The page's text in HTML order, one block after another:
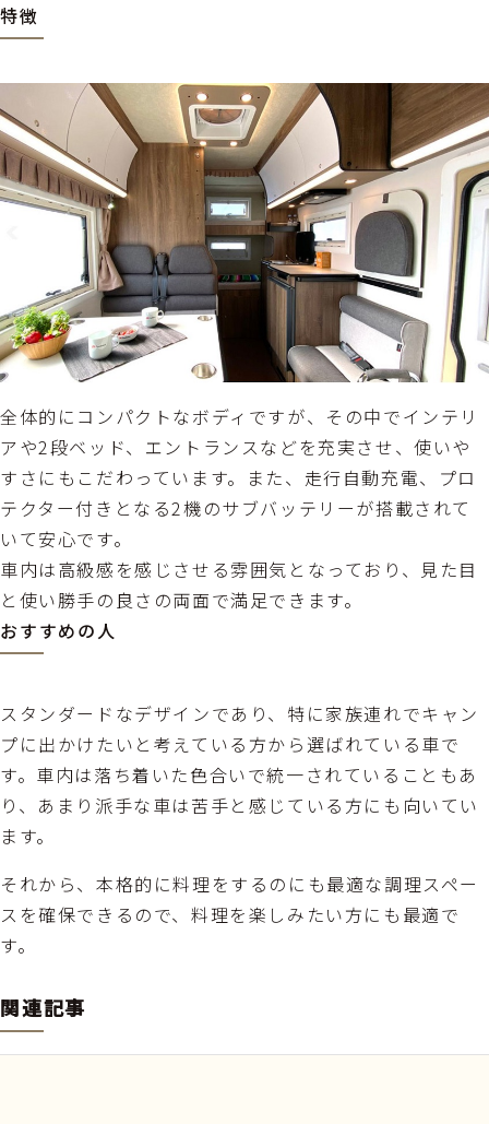
特徴
全体的にコンパクトなボディですが、その中でインテリ
アや2段ベッド、エントランスなどを充実させ、使いや
すさにもこだわっています。また、走行自動充電、プロ
テクター付きとなる2機のサブバッテリーが搭載されて
いて安心です。
車内は高級感を感じさせる雰囲気となっており、見た目
と使い勝手の良さの両面で満足できます。
おすすめの人
スタンダードなデザインであり、特に家族連れでキャン
プに出かけたいと考えている方から選ばれている車で
す。車内は落ち着いた色合いで統一されていることもあ
り、あまり派手な車は苦手と感じている方にも向いてい
ます。
それから、本格的に料理をするのにも最適な調理スペー
スを確保できるので、料理を楽しみたい方にも最適で
す。
関連記事